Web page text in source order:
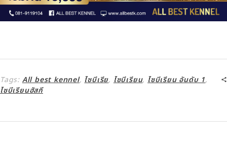
Tags:All best kennel,ไซบีเรีย,ไซบีเรียน,ไซบีเรียน อันดับ 1,
ไซบีเรียนฮัสกี